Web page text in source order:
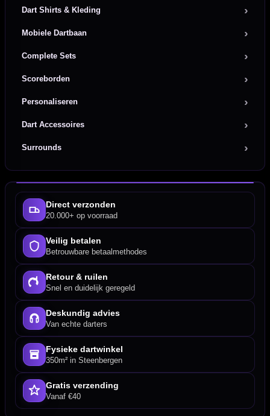
Dart Shirts & Kleding
Mobiele Dartbaan
Complete Sets
Scoreborden
Personaliseren
Dart Accessoires
Surrounds
Direct verzonden
20.000+ op voorraad
Veilig betalen
Betrouwbare betaalmethodes
Retour & ruilen
Snel en duidelijk geregeld
Deskundig advies
Van echte darters
Fysieke dartwinkel
350m² in Steenbergen
Gratis verzending
Vanaf €40